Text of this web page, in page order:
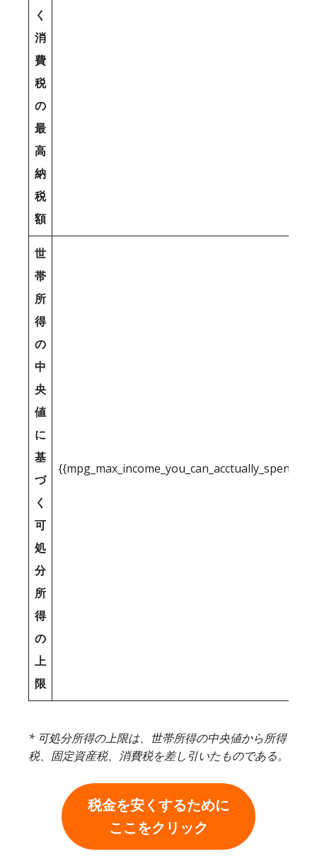
く
消
費
税
の
最
高
納
税
額
世
帯
所
得
の
中
央
値
に
基
づ
く
可
処
分
所
得
の
上
限
* 可処分所得の上限は、世帯所得の中央値から所得
税、固定資産税、消費税を差し引いたものである。
税金を安くするために
ここをクリック